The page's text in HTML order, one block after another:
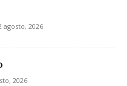
agosto, 2026
2026